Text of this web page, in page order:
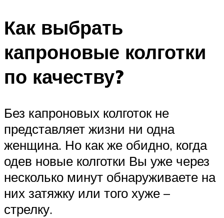
Как выбрать
капроновые колготки
по качеству?
Без капроновых колготок не
представляет жизни ни одна
женщина. Но как же обидно, когда
одев новые колготки Вы уже через
несколько минут обнаруживаете на
них затяжку или того хуже –
стрелку.